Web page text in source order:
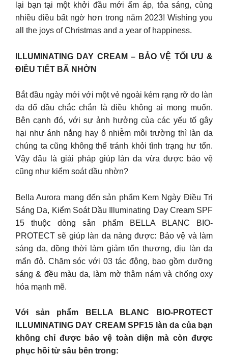
lại bạn tại một khởi đầu mới ấm áp, tỏa sáng, cùng
nhiều điều bất ngờ hơn trong năm 2023! Wishing you
all the joys of Christmas and a year of happiness.
ILLUMINATING DAY CREAM – BẢO VỆ TỐI ƯU &
ĐIỀU TIẾT BÃ NHỜN
Bắt đầu ngày mới với một vẻ ngoài kém rạng rỡ do làn
da đổ dầu chắc chắn là điều không ai mong muốn.
Bên cạnh đó, với sự ảnh hưởng của các yếu tố gây
hại như ánh nắng hay ô nhiễm môi trường thì làn da
chúng ta cũng không thể tránh khỏi tình trạng hư tổn.
Vậy đâu là giải pháp giúp làn da vừa được bảo vệ
cũng như kiểm soát dầu nhờn?
Bella Aurora mang đến sản phẩm Kem Ngày Điều Trị
Sáng Da, Kiểm Soát Dầu Illuminating Day Cream SPF
15 thuộc dòng sản phẩm BELLA BLANC BIO-
PROTECT sẽ giúp làn da nàng được: Bảo vệ và làm
sáng da, đồng thời làm giảm tổn thương, dịu làn da
mẩn đỏ. Chăm sóc với 03 tác động, bao gồm dưỡng
sáng & đều màu da, làm mờ thâm nám và chống oxy
hóa mạnh mẽ.
Với sản phẩm BELLA BLANC BIO-PROTECT
ILLUMINATING DAY CREAM SPF15 làn da của bạn
không chỉ được bảo vệ toàn diện mà còn được
phục hồi từ sâu bên trong: